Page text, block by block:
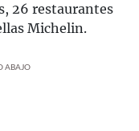
26 restaurantes
Michelin.
ABAJO